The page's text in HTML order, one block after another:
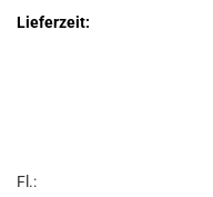
Lieferzeit:
Fl.: